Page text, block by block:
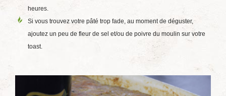
heures.
Si vous trouvez votre pâté trop fade, au moment de déguster,
ajoutez un peu de fleur de sel et/ou de poivre du moulin sur votre
toast.